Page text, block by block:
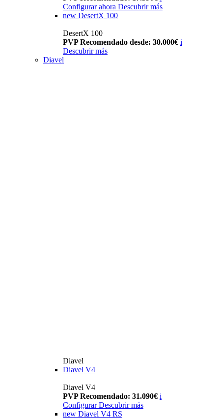
Configurar ahora Descubrir más
new DesertX 100
DesertX 100
PVP Recomendado desde: 30.000€ i
Descubrir más
Diavel
Diavel
Diavel V4
Diavel V4
PVP Recomendado: 31.090€ i
Configurar Descubrir más
new Diavel V4 RS